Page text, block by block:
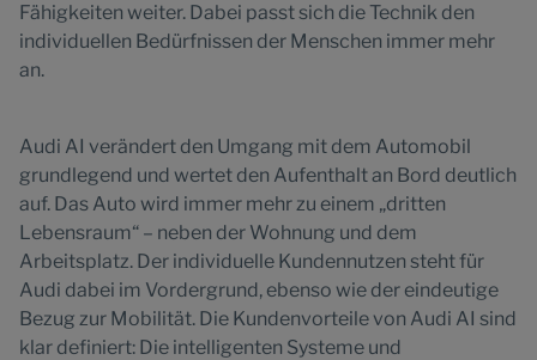
Fähigkeiten weiter. Dabei passt sich die Technik den
individuellen Bedürfnissen der Menschen immer mehr
an.
Audi AI verändert den Umgang mit dem Automobil
grundlegend und wertet den Aufenthalt an Bord deutlich
auf. Das Auto wird immer mehr zu einem „dritten
Lebensraum“ – neben der Wohnung und dem
Arbeitsplatz. Der individuelle Kundennutzen steht für
Audi dabei im Vordergrund, ebenso wie der eindeutige
Bezug zur Mobilität. Die Kundenvorteile von Audi AI sind
klar definiert: Die intelligenten Systeme und